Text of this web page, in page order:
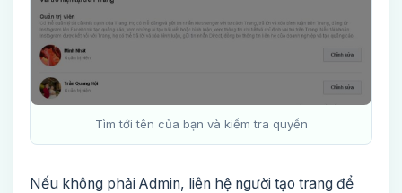
Tìm tới tên của bạn và kiểm tra quyền
Nếu không phải Admin, liên hệ người tạo trang để